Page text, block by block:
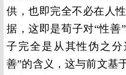
供，也即完全不必在人
据，这即是荀子对“性善
子完全是从其性伪之
善”的含义，这与前文基